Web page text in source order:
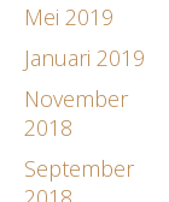
Mei 2019
Januari 2019
November
2018
September